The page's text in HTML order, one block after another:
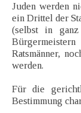
Juden werden
ein Drittel der
(selbst in
Ratsmänner,
werden.
Für die
Bestimmung